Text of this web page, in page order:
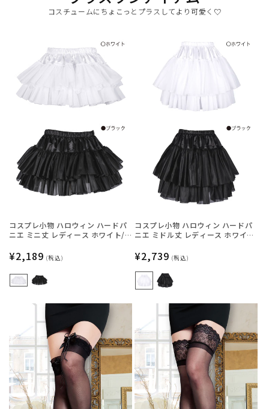
コスチュームにちょこっとプラスしてより可愛く♡
コスプレ小物 ハロウィン ハードパ
ニエ ミニ丈 レディース ホワイト/
トーン】
通
常
価
¥2,189 (税込)
コスプレ小物 ハロウィン ハードパ
ニエ ミドル丈 レディース ホワイ
ストーン】
通
常
価
¥2,739 (税込)